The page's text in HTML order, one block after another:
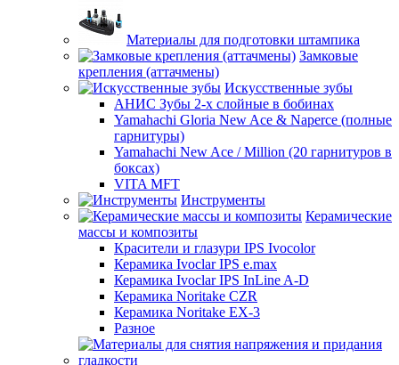
Материалы для подготовки штампика
Замковые
крепления (аттачмены)
Искусственные зубы
АНИС Зубы 2-х слойные в бобинах
Yamahachi Gloria New Ace & Naperce (полные
гарнитуры)
Yamahachi New Ace / Million (20 гарнитуров в
боксах)
VITA MFT
Инструменты
Керамические
массы и композиты
Красители и глазури IPS Ivocolor
Керамика Ivoclar IPS e.max
Керамика Ivoclar IPS InLine A-D
Керамика Noritake CZR
Керамика Noritake EX-3
Разное